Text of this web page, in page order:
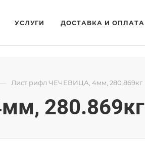
УСЛУГИ ДОСТАВКА И ОПЛАТА
Лист рифл ЧЕЧЕВИЦА, 4мм, 280.869кг
280.869кг